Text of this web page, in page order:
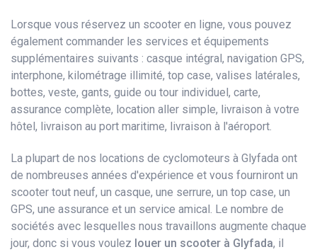
Lorsque vous réservez un scooter en ligne, vous pouvez
également commander les services et équipements
supplémentaires suivants : casque intégral, navigation GPS,
interphone, kilométrage illimité, top case, valises latérales,
bottes, veste, gants, guide ou tour individuel, carte,
assurance complète, location aller simple, livraison à votre
hôtel, livraison au port maritime, livraison à l'aéroport.
La plupart de nos locations de cyclomoteurs à Glyfada ont
de nombreuses années d'expérience et vous fourniront un
scooter tout neuf, un casque, une serrure, un top case, un
GPS, une assurance et un service amical. Le nombre de
sociétés avec lesquelles nous travaillons augmente chaque
jour, donc si vous voulez louer un scooter à Glyfada, il